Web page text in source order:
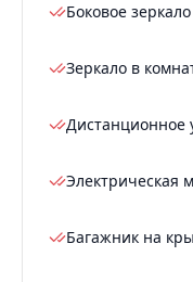
Боковое
Зеркало в
Дистанционное
Электрическая
Багажник на